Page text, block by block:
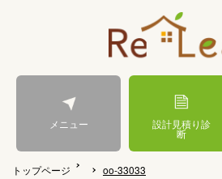
メニュー 設計見積り診
断
トップページ oo-33033